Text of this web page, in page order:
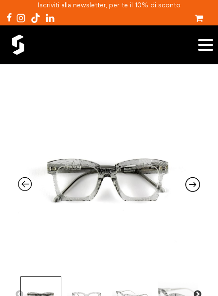
Iscriviti alla newsletter, per te il 10% di sconto